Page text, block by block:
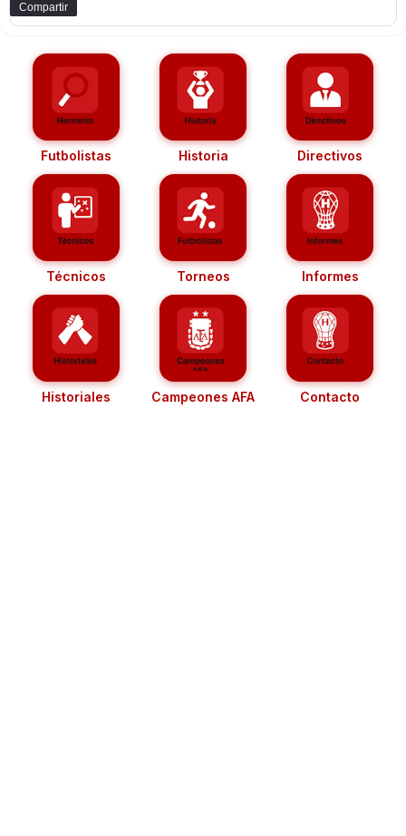
Compartir
Futbolistas Historia Directivos
Técnicos Torneos Informes
Historiales Campeones AFA Contacto